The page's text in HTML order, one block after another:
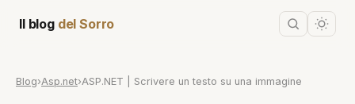
Il blog del Sorro
Blog›Asp.net›ASP.NET | Scrivere un testo su una immagine